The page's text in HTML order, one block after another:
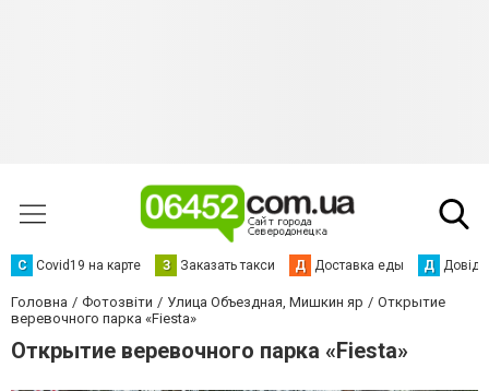
С Сovid19 на карте З Заказать такси Д Доставка еды Д
Головна Фотозвіти Улица Объездная, Мишкин яр
Открытие
веревочного парка «Fiesta»
Открытие веревочного парка «Fiesta»